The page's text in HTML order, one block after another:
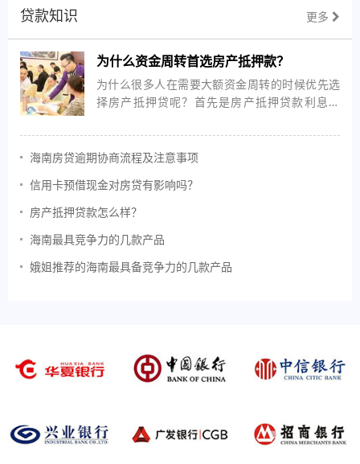
贷款知识 更多
为什么资金周转首选房产抵押款？
为什么很多人在需要大额资金周转的时候优先选
择房产抵押贷呢？首先是房产抵押贷款利息最
后本，每个月只还利息，最大限度使用本金，手
头资金比较紧的，也可以选择最长25年期的等额
海南房贷逾期协商流程及注意事项
信用卡预借现金对房贷有影响吗？
房产抵押贷款怎么样？
海南最具竞争力的几款产品
娥姐推荐的海南最具备竞争力的几款产品